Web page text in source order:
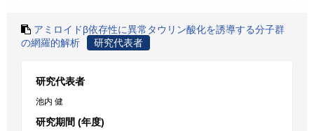
アミロイドβ依存性に異常タウリン酸化を誘導する分子群
の網羅的解析
研究代表者
研究代表者
池内 健
研究期間 (年度)